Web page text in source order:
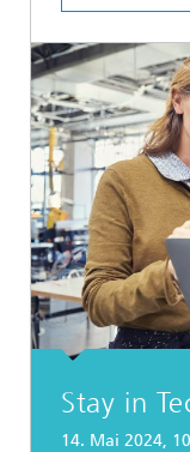
Stay in
14. Mai 2024,